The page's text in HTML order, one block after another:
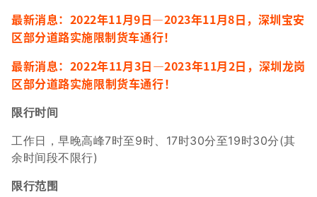
最新消息：2022年11月9日—2023年11月8日，深圳宝安
区部分道路实施限制货车通行！
最新消息：2022年11月3日—2023年11月2日，深圳龙岗
区部分道路实施限制货车通行！
限行时间
工作日，早晚高峰7时至9时、17时30分至19时30分(其
余时间段不限行)
限行范围